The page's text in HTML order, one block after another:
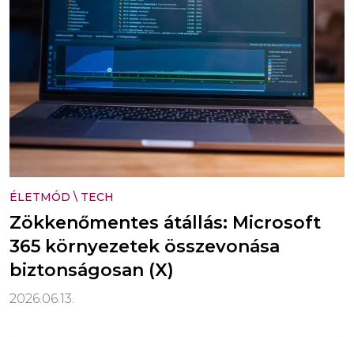
ÉLETMÓD \ TECH
Zökkenőmentes átállás: Microsoft
365 környezetek összevonása
biztonságosan (X)
2026.06.13.